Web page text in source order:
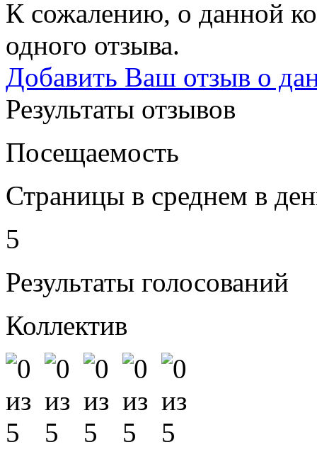
К сожалению, о данной
одного отзыва.
Добавить Ваш отзыв о
Результаты отзывов
Посещаемость
Страницы в среднем в
5
Результаты голосований
Коллектив